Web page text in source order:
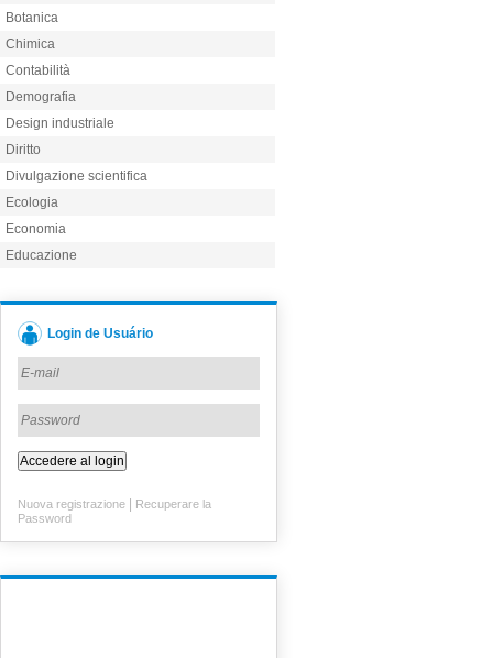
Botanica
Chimica
Contabilità
Demografia
Design industriale
Diritto
Divulgazione scientifica
Ecologia
Economia
Educazione
Login de Usuário
Nuova registrazione
Recuperare la
Password